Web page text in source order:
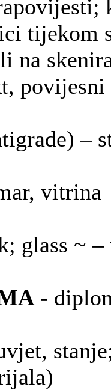
tijekom
na
povijesni
–
vitrina
glass ~
-